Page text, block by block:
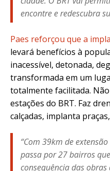
encontre e redescubra
Paes reforçou que a
levará benefícios à
inacessível, detonada,
transformada em um
totalmente facilitada.
estações do BRT. Faz
calçadas, implanta
“Com 39km de
passa por 27 bairros
consequência das